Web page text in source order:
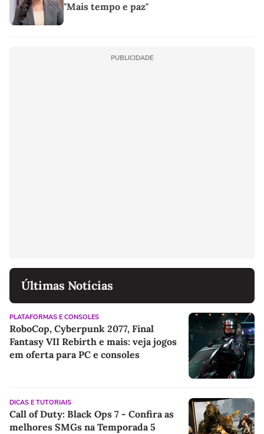
"Mais tempo e paz"
PUBLICIDADE
Últimas Notícias
PLATAFORMAS E CONSOLES
RoboCop, Cyberpunk 2077, Final
Fantasy VII Rebirth e mais: veja jogos
em oferta para PC e consoles
DICAS E TUTORIAIS
Call of Duty: Black Ops 7 - Confira as
melhores SMGs na Temporada 5